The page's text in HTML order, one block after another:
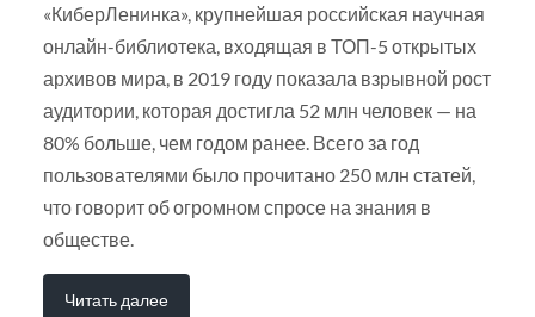
«КиберЛенинка», крупнейшая российская научная
онлайн-библиотека, входящая в ТОП-5 открытых
архивов мира, в 2019 году показала взрывной рост
аудитории, которая достигла 52 млн человек — на
80% больше, чем годом ранее. Всего за год
пользователями было прочитано 250 млн статей,
что говорит об огромном спросе на знания в
обществе.
Читать далее